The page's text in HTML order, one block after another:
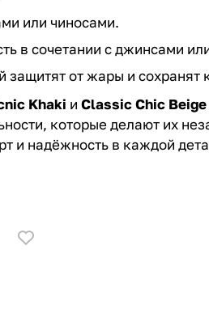
или чиносами.
в сочетании с джинсами
от жары и сохранят
Khaki и Classic Chic Beige
которые делают их
и надёжность в каждой